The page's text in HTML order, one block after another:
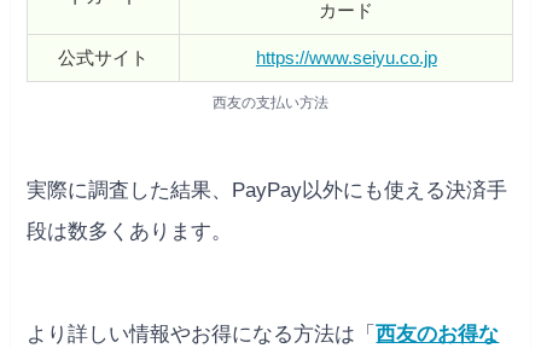
カード
公式サイト https://www.seiyu.co.jp
西友の支払い方法
実際に調査した結果、PayPay以外にも使える決済手
段は数多くあります。
より詳しい情報やお得になる方法は「 西友のお得な